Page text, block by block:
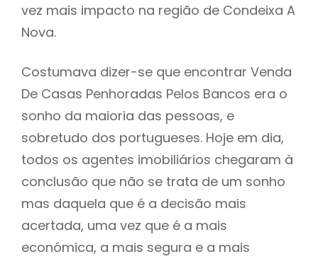
vez mais impacto na região de Condeixa A
Nova.
Costumava dizer-se que encontrar Venda
De Casas Penhoradas Pelos Bancos era o
sonho da maioria das pessoas, e
sobretudo dos portugueses. Hoje em dia,
todos os agentes imobiliários chegaram à
conclusão que não se trata de um sonho
mas daquela que é a decisão mais
acertada, uma vez que é a mais
económica, a mais segura e a mais